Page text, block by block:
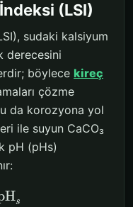
(LSI)
sudaki kalsiyum
derecesini
böylece kireç
çözme
da korozyona yol
ile suyun CaCO₃
pH (pHs)
s